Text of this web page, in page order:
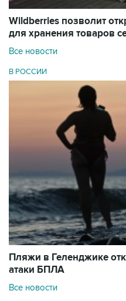
Wildberries позволит
для хранения товаров
Все новости
В РОССИИ
Пляжи в Геленджике
атаки БПЛА
Все новости